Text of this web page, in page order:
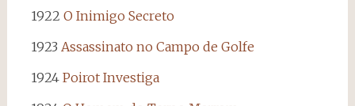
1922 O Inimigo Secreto
1923 Assassinato no Campo de Golfe
1924 Poirot Investiga